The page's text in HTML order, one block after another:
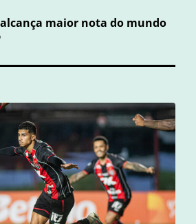
alcança maior nota do mundo